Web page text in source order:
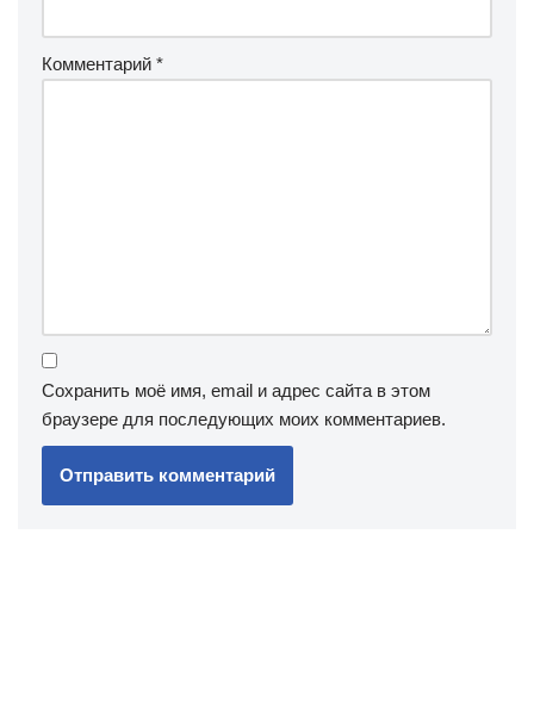
Комментарий *
Сохранить моё имя, email и адрес сайта в этом
браузере для последующих моих комментариев.